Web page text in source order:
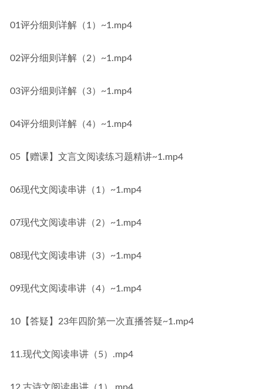
01评分细则详解（1）~1.mp4
02评分细则详解（2）~1.mp4
03评分细则详解（3）~1.mp4
04评分细则详解（4）~1.mp4
05【赠课】文言文阅读练习题精讲~1.mp4
06现代文阅读串讲（1）~1.mp4
07现代文阅读串讲（2）~1.mp4
08现代文阅读串讲（3）~1.mp4
09现代文阅读串讲（4）~1.mp4
10【答疑】23年四阶第一次直播答疑~1.mp4
11.现代文阅读串讲（5）.mp4